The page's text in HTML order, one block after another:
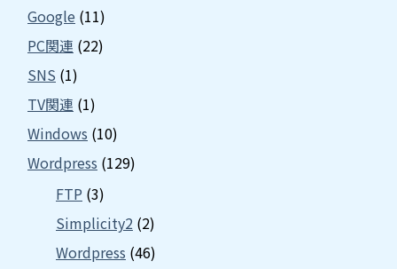
Google (11)
PC関連 (22)
SNS (1)
TV関連 (1)
Windows (10)
Wordpress (129)
FTP (3)
Simplicity2 (2)
Wordpress (46)